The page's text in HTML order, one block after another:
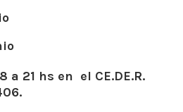
a 21 hs en el CE.DE.R.